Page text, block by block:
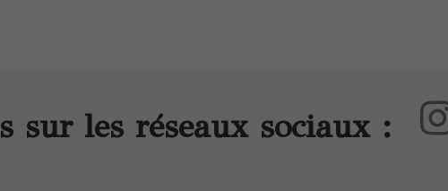
sur les réseaux sociaux :